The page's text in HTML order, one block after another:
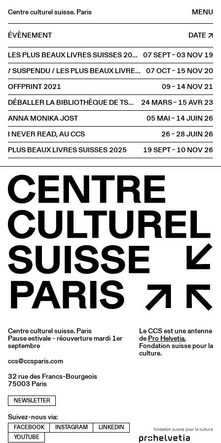
MENU
Centre culturel suisse. Paris
Agenda
Librairie
Buvette
Archives
Médiathèque
Éditions
Informations
FR/EN
EXPOSITION Graphisme
ÉVÈNEMENT
DATE
LES PLUS BEAUX LIVRES SUISSES 2018
07 SEPT – 03 NOV2019
/ SUSPENDU / LES PLUS BEAUX LIVRES SUISSES 2019
07 OCT – 15 NOV2020
OFFPRINT 2021
09 – 14 NOV2021
DÉBALLER LA BIBLIOTHÈQUE DE TSCHICHOLD
24 MARS – 15 AVR2023
ANNA MONIKA JOST
05 MAI – 14 JUIN2026
I NEVER READ, AU CCS
26 – 28 JUIN2026
PLUS BEAUX LIVRES SUISSES 2025
19 SEPT – 10 NOV2026
Centre culturel suisse. Paris
Pause estivale - réouverture mardi 1er
septembre
ccs@ccsparis.com
32 rue des Francs-Bourgeois
75003 Paris
NEWSLETTER
Suivez-nous via:
FACEBOOK INSTAGRAM
LINKEDIN
YOUTUBE
Le CCS est une antenne
de Pro Helvetia,
Fondation suisse pour la
culture.